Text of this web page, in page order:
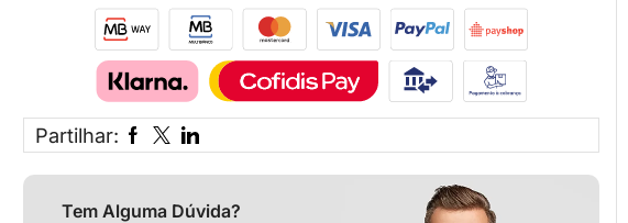
Partilhar:
Tem Alguma Dúvida?